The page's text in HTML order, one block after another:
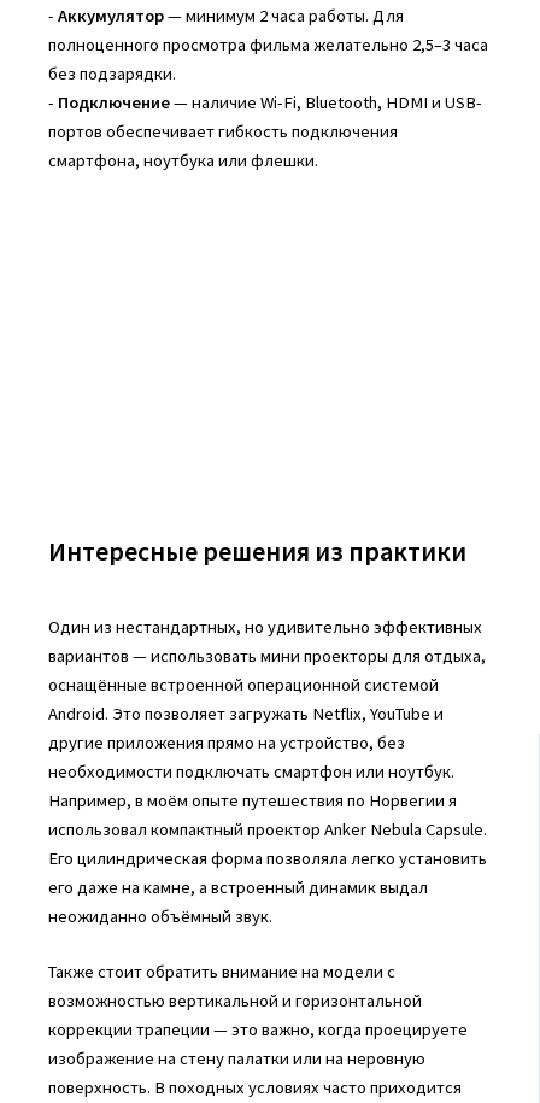
- Аккумулятор— минимум 2 часа работы. Для
полноценного просмотра фильма желательно 2,5–3 часа
без подзарядки.
- Подключение— наличие Wi-Fi, Bluetooth, HDMI и USB-
портов обеспечивает гибкость подключения
смартфона, ноутбука или флешки.
Интересные решения из практики
Один из нестандартных, но удивительно эффективных
вариантов — использовать мини проекторы для отдыха,
оснащённые встроенной операционной системой
Android. Это позволяет загружать Netflix, YouTube и
другие приложения прямо на устройство, без
необходимости подключать смартфон или ноутбук.
Например, в моём опыте путешествия по Норвегии я
использовал компактный проектор Anker Nebula Capsule.
Его цилиндрическая форма позволяла легко установить
его даже на камне, а встроенный динамик выдал
неожиданно объёмный звук.
Также стоит обратить внимание на модели с
возможностью вертикальной и горизонтальной
коррекции трапеции — это важно, когда проецируете
изображение на стену палатки или на неровную
поверхность. В походных условиях часто приходится